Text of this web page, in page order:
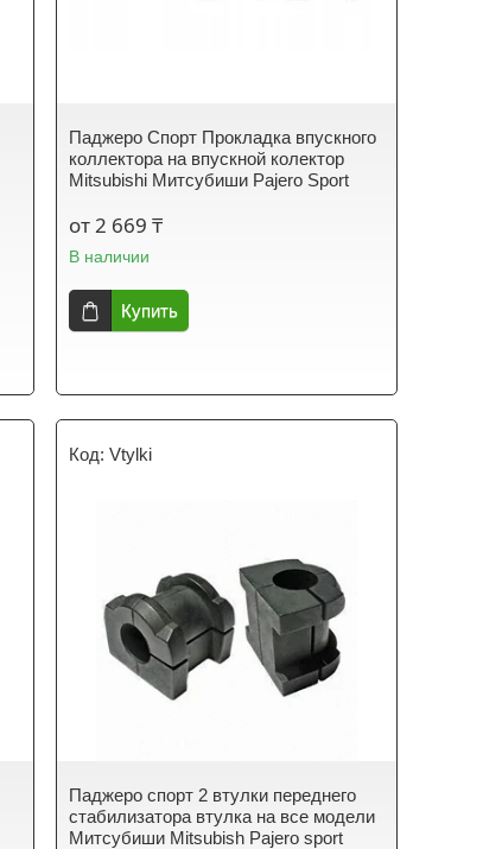
Паджеро Спорт Прокладка впускного
коллектора на впускной колектор
Mitsubishi Митсубиши Pajero Sport
от 2 669 ₸
В наличии
Купить
Vtylki
Паджеро спорт 2 втулки переднего
стабилизатора втулка на все модели
Митсубиши Mitsubish Pajero sport